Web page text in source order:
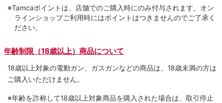
※Tamcaポイントは、店舗でのご購⼊時にのみ付与されます。オン
ラインショップご利用時にはポイントはつきませんのでご了承く
ださい。
年齢制限（18歳以上）商品について
18歳以上対象の電動ガン、ガスガンなどの商品は、18歳未満の方は
ご購入いただけません。
※年齢を詐称して18歳以上対象商品を購入された場合は、取引停止